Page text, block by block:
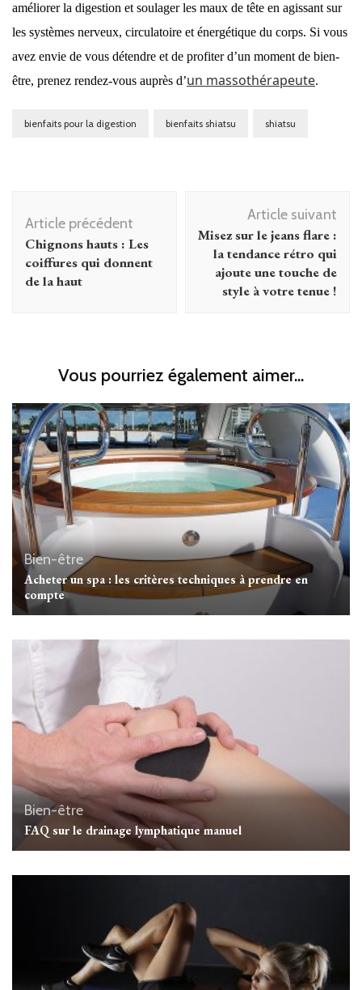
améliorer la digestion et soulager les maux de tête en agissant sur
les systèmes nerveux, circulatoire et énergétique du corps. Si vous
avez envie de vous détendre et de profiter d’un moment de bien-
être, prenez rendez-vous auprès d’un massothérapeute.
bienfaits pour la digestion bienfaits shiatsu shiatsu
d'article
Article précédent
Chignons hauts : Les
coiffures qui donnent
de la haut
Article suivant
Misez sur le jeans flare :
la tendance rétro qui
ajoute une touche de
style à votre tenue !
Vous pourriez également aimer...
Bien-être
Acheter un spa : les critères techniques à prendre en
compte
Bien-être
FAQ sur le drainage lymphatique manuel